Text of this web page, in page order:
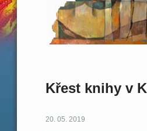
Křest knihy v
20. 05. 2019